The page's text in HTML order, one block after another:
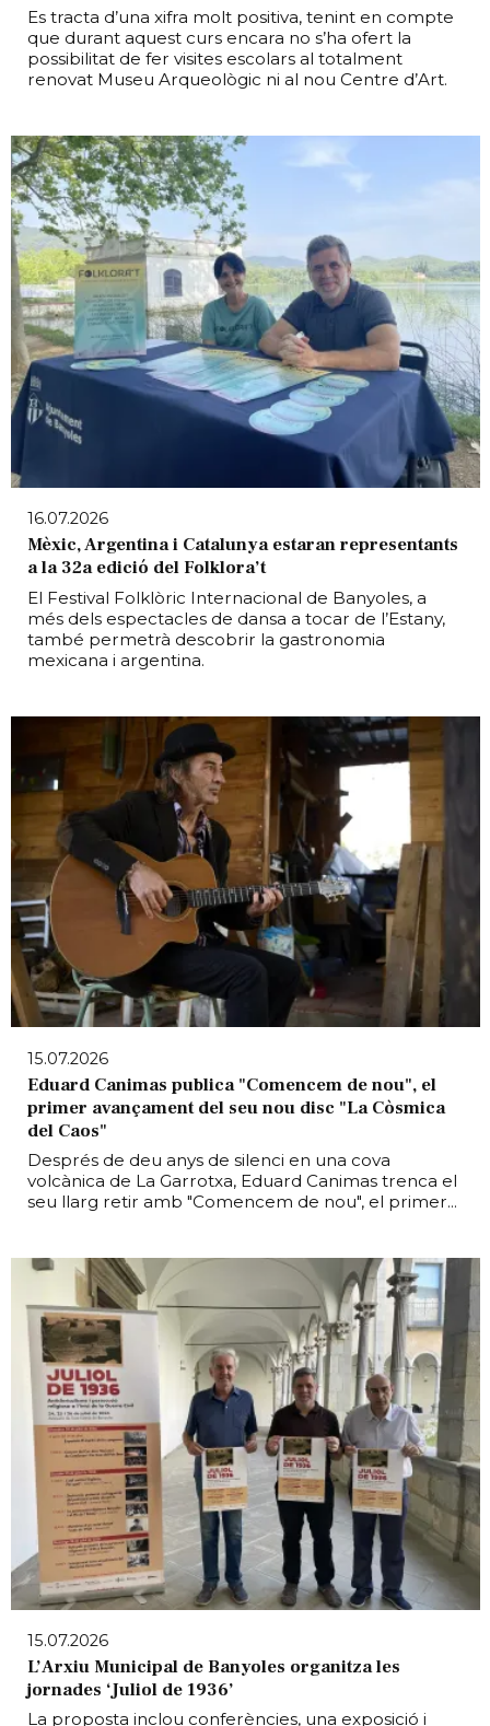
Es tracta d’una xifra molt positiva, tenint en compte
que durant aquest curs encara no s’ha ofert la
possibilitat de fer visites escolars al totalment
renovat Museu Arqueològic ni al nou Centre d’Art.
16.07.2026
Mèxic, Argentina i Catalunya estaran representants
a la 32a edició del Folklora’t
El Festival Folklòric Internacional de Banyoles, a
més dels espectacles de dansa a tocar de l’Estany,
també permetrà descobrir la gastronomia
mexicana i argentina.
15.07.2026
Eduard Canimas publica "Comencem de nou", el
primer avançament del seu nou disc "La Còsmica
del Caos"
Després de deu anys de silenci en una cova
volcànica de La Garrotxa, Eduard Canimas trenca el
seu llarg retir amb "Comencem de nou", el primer...
15.07.2026
L’Arxiu Municipal de Banyoles organitza les
jornades ‘Juliol de 1936’
La proposta inclou conferències, una exposició i